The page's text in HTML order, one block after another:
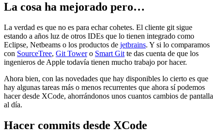
La cosa ha mejorado pero…
La verdad es que no es para echar cohetes. El cliente git sigue
estando a años luz de otros IDEs que lo tienen integrado como
Eclipse, Netbeams o los productos de jetbrains. Y si lo comparamos
con SourceTree, Git Towero Smart Git te das cuenta de que los
ingenieros de Apple todavía tienen mucho trabajo por hacer.
Ahora bien, con las novedades que hay disponibles lo cierto es que
hay algunas tareas más o menos recurrentes que ahora sí podemos
hacer desde XCode, ahorrándonos unos cuantos cambios de pantalla
al día.
Hacer commits desde XCode